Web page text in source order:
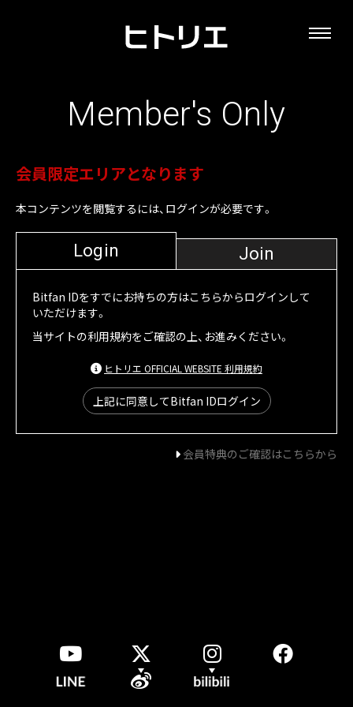
Member's Only
会員限定エリアとなります
本コンテンツを閲覧するには、ログインが必要です。
Login Join
Bitfan IDをすでにお持ちの方はこちらからログインして
いただけます。
当サイトの利用規約をご確認の上、お進みください。
ヒトリエ OFFICIAL WEBSITE 利用規約
上記に同意してBitfan IDログイン
会員特典のご確認はこちらから